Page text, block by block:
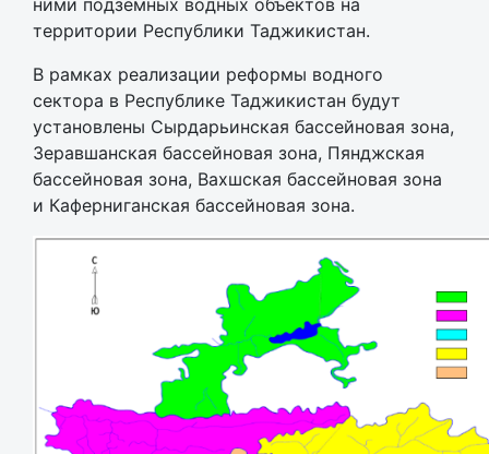
территории Республики Таджикистан.
В рамках реализации реформы водного
сектора в Республике Таджикистан будут
установлены Сырдарьинская бассейновая зона,
Зеравшанская бассейновая зона, Пянджская
бассейновая зона, Вахшская бассейновая зона
и Каферниганская бассейновая зона.